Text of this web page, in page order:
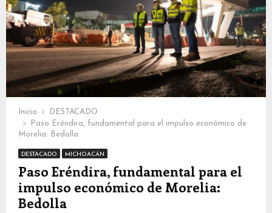
Inicio
DESTACADO
Paso Eréndira, fundamental para el impulso económico de
Morelia: Bedolla
DESTACADO MICHOACÁN
Paso Eréndira, fundamental para el
impulso económico de Morelia:
Bedolla